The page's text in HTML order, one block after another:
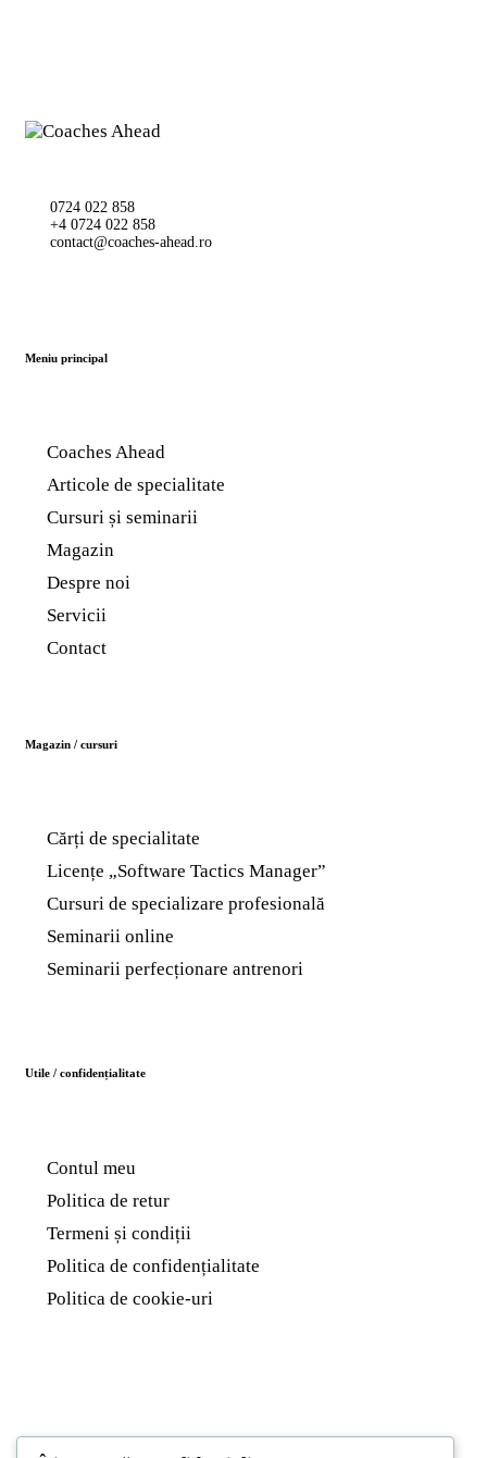
0724 022 858
+4 0724 022 858
contact@coaches-ahead.ro
Meniu principal
Coaches Ahead
Articole de specialitate
Cursuri și seminarii
Magazin
Despre noi
Servicii
Contact
Magazin / cursuri
Cărți de specialitate
Licențe „Software Tactics Manager”
Cursuri de specializare profesională
Seminarii online
Seminarii perfecționare antrenori
Utile / confidențialitate
Contul meu
Politica de retur
Termeni și condiții
Politica de confidențialitate
Politica de cookie-uri